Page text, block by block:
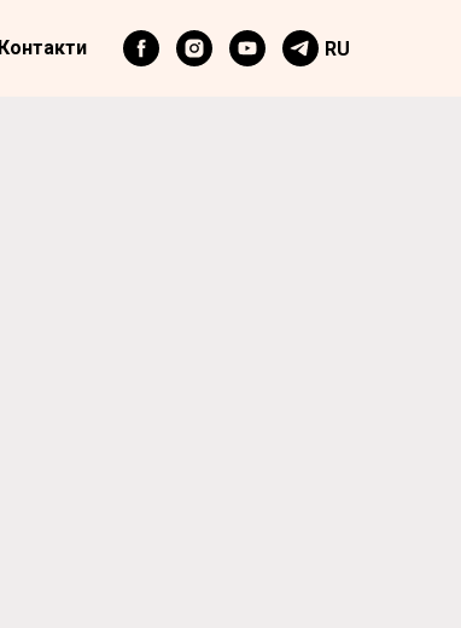
Контакти RU